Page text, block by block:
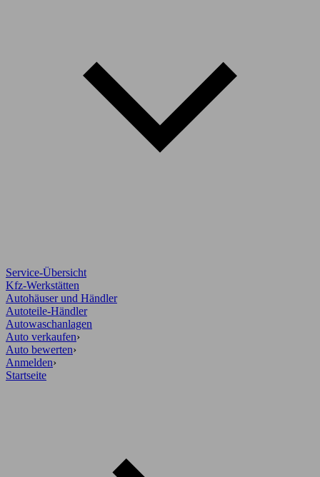
Service-Übersicht
Kfz-Werkstätten
Autohäuser und Händler
Autoteile-Händler
Autowaschanlagen
Auto verkaufen›
Auto bewerten›
Anmelden›
Startseite